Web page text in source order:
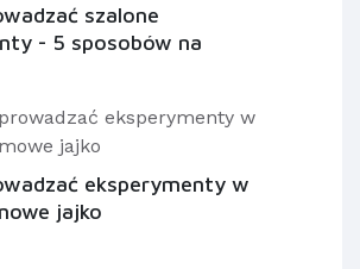
szalone
- 5 sposobów na
eksperymenty w
jajko